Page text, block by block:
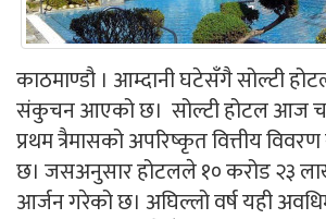
काठमाण्डौ । आम्दानी घटेसँगै सोल्टी
संकुचन आएको छ। सोल्टी होटल आज
प्रथम त्रैमासको अपरिष्कृत वित्तीय
छ। जसअनुसार होटलले १० करोड २३
आर्जन गरेको छ। अघिल्लो वर्ष यही